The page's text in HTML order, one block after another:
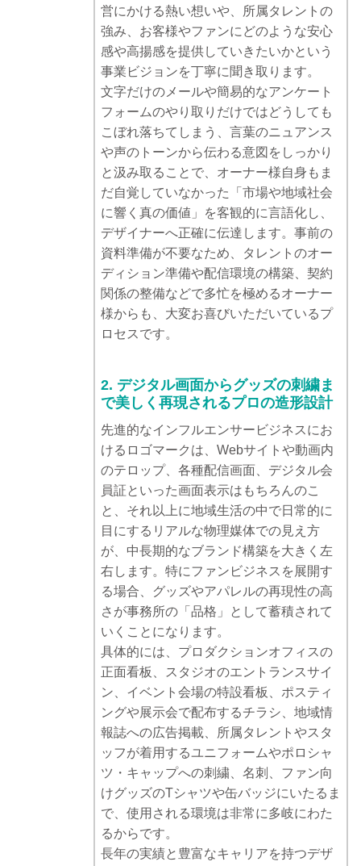
営にかける熱い想いや、所属タレントの
強み、お客様やファンにどのような安心
感や高揚感を提供していきたいかという
事業ビジョンを丁寧に聞き取ります。
文字だけのメールや簡易的なアンケート
フォームのやり取りだけではどうしても
こぼれ落ちてしまう、言葉のニュアンス
や声のトーンから伝わる意図をしっかり
と汲み取ることで、オーナー様自身もま
だ自覚していなかった「市場や地域社会
に響く真の価値」を客観的に言語化し、
デザイナーへ正確に伝達します。事前の
資料準備が不要なため、タレントのオー
ディション準備や配信環境の構築、契約
関係の整備などで多忙を極めるオーナー
様からも、大変お喜びいただいているプ
ロセスです。
2. デジタル画面からグッズの刺繍ま
で美しく再現されるプロの造形設計
先進的なインフルエンサービジネスにお
けるロゴマークは、Webサイトや動画内
のテロップ、各種配信画面、デジタル会
員証といった画面表示はもちろんのこ
と、それ以上に地域生活の中で日常的に
目にするリアルな物理媒体での見え方
が、中長期的なブランド構築を大きく左
右します。特にファンビジネスを展開す
る場合、グッズやアパレルの再現性の高
さが事務所の「品格」として蓄積されて
いくことになります。
具体的には、プロダクションオフィスの
正面看板、スタジオのエントランスサイ
ン、イベント会場の特設看板、ポスティ
ングや展示会で配布するチラシ、地域情
報誌への広告掲載、所属タレントやスタ
ッフが着用するユニフォームやポロシャ
ツ・キャップへの刺繍、名刺、ファン向
けグッズのTシャツや缶バッジにいたるま
で、使用される環境は非常に多岐にわた
るからです。
長年の実績と豊富なキャリアを持つデザ